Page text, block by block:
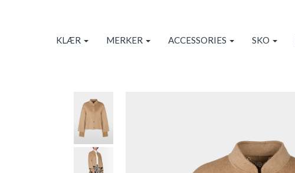
KLÆR MERKER ACCESSORIES SKO